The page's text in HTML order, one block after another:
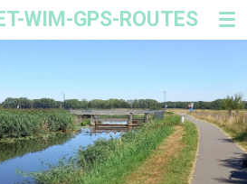
WIM-GPS-ROUTES